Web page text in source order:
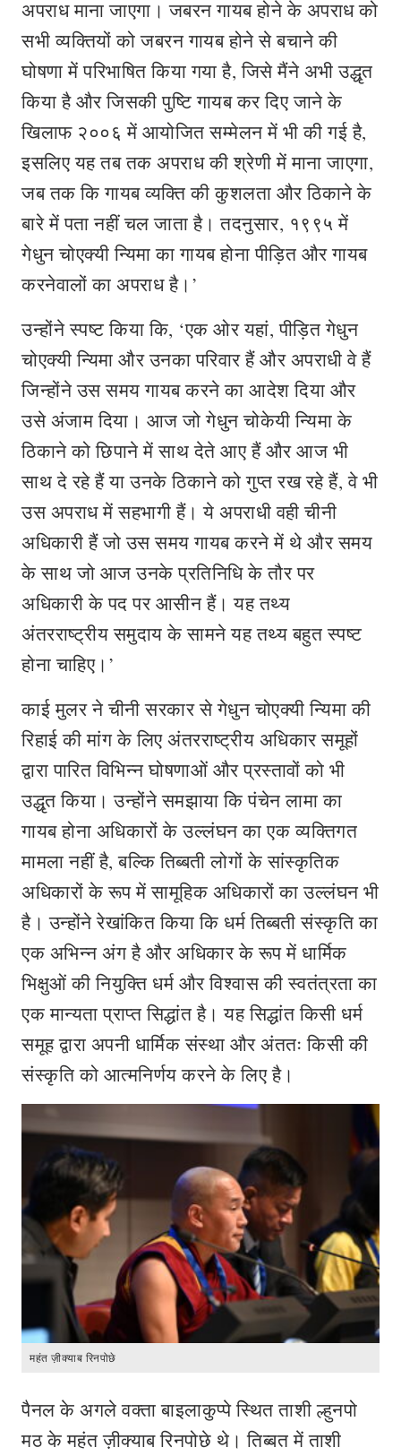
अपराध माना जाएगा। जबरन गायब होने के अपराध को
सभी व्यक्तियों को जबरन गायब होने से बचाने की
घोषणा में परिभाषित किया गया है, जिसे मैंने अभी उद्धृत
किया है और जिसकी पुष्टि गायब कर दिए जाने के
खिलाफ २००६ में आयोजित सम्मेलन में भी की गई है,
इसलिए यह तब तक अपराध की श्रेणी में माना जाएगा,
जब तक कि गायब व्यक्ति की कुशलता और ठिकाने के
बारे में पता नहीं चल जाता है। तदनुसार, १९९५ में
गेधुन चोएक्यी न्यिमा का गायब होना पीड़ित और गायब
करनेवालों का अपराध है।’
उन्होंने स्पष्ट किया कि, ‘एक ओर यहां, पीड़ित गेधुन
चोएक्यी न्यिमा और उनका परिवार हैं और अपराधी वे हैं
जिन्होंने उस समय गायब करने का आदेश दिया और
उसे अंजाम दिया। आज जो गेधुन चोकेयी न्यिमा के
ठिकाने को छिपाने में साथ देते आए हैं और आज भी
साथ दे रहे हैं या उनके ठिकाने को गुप्त रख रहे हैं, वे भी
उस अपराध में सहभागी हैं। ये अपराधी वही चीनी
अधिकारी हैं जो उस समय गायब करने में थे और समय
के साथ जो आज उनके प्रतिनिधि के तौर पर
अधिकारी के पद पर आसीन हैं। यह तथ्य
अंतरराष्ट्रीय समुदाय के सामने यह तथ्य बहुत स्पष्ट
होना चाहिए।’
काई मुलर ने चीनी सरकार से गेधुन चोएक्यी न्यिमा की
रिहाई की मांग के लिए अंतरराष्ट्रीय अधिकार समूहों
द्वारा पारित विभिन्न घोषणाओं और प्रस्तावों को भी
उद्धृत किया। उन्होंने समझाया कि पंचेन लामा का
गायब होना अधिकारों के उल्लंघन का एक व्यक्तिगत
मामला नहीं है, बल्कि तिब्बती लोगों के सांस्कृतिक
अधिकारों के रूप में सामूहिक अधिकारों का उल्लंघन भी
है। उन्होंने रेखांकित किया कि धर्म तिब्बती संस्कृति का
एक अभिन्न अंग है और अधिकार के रूप में धार्मिक
भिक्षुओं की नियुक्ति धर्म और विश्वास की स्वतंत्रता का
एक मान्यता प्राप्त सिद्धांत है। यह सिद्धांत किसी धर्म
समूह द्वारा अपनी धार्मिक संस्था और अंततः किसी की
संस्कृति को आत्मनिर्णय करने के लिए है।
महंत ज़ीक्याब रिनपोछे
पैनल के अगले वक्ता बाइलाकुप्पे स्थित ताशी ल्हुनपो
मठ के महंत ज़ीक्याब रिनपोछे थे। तिब्बत में ताशी